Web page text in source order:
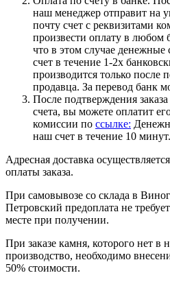
наш менеджер отправит на
почту счет с реквизитами
произвести оплату в любом
что в этом случае денежные
счет в течение 1-2х
производится только после
продавца. За перевод банк
После подтверждения
счета, вы можете оплатит
комиссии по ссылке:
наш счет в течение 10 минут.
Адресная доставка
оплаты заказа.
При самовывозе со склада в
Петровский предоплата не
месте при получении.
При заказе камня, которого нет в
производство, необходимо
50% стоимости.